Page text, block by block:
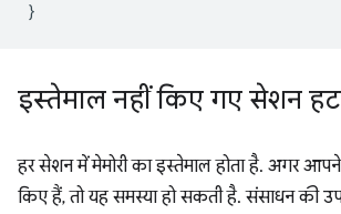
}
इस्तेमाल नहीं किए गए सेशन
हर सेशन में मेमोरी का इस्तेमाल होता है. अगर
किए हैं, तो यह समस्या हो सकती है. संसाधन की